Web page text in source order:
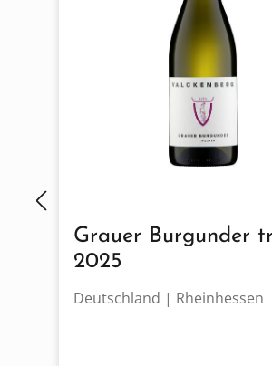
Grauer Burgunder
2025
Deutschland | Rheinhessen